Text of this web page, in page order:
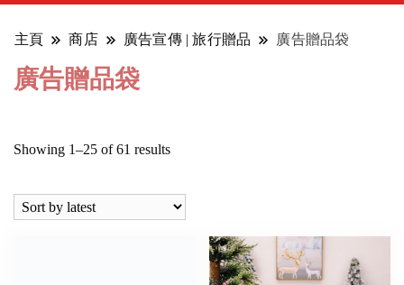
主頁 商店 廣告宣傳 | 旅行贈品 廣告贈品袋
廣告贈品袋
Showing 1–25 of 61 resultsSorted
latest